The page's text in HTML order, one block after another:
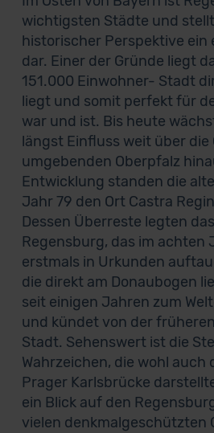
wichtigsten Städte und
historischer Perspektive ein
dar. Einer der Gründe liegt
151.000 Einwohner- Stadt
liegt und somit perfekt für
war und ist. Bis heute
längst Einfluss weit über die
umgebenden Oberpfalz
Entwicklung standen die
Jahr 79 den Ort Castra
Dessen Überreste legten
Regensburg, das im achten
erstmals in Urkunden
die direkt am Donaubogen
seit einigen Jahren zum
und kündet von der
Stadt. Sehenswert ist die
Wahrzeichen, die wohl auch
Prager Karlsbrücke
ein Blick auf den
vielen denkmalgeschützten